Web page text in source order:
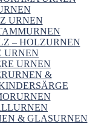
URNEN
– HOLZURNEN
URNEN
URNEN
&
& GLASURNEN